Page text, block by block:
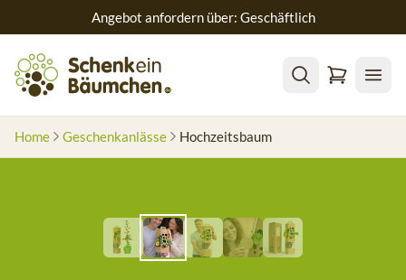
Angebot anfordern über: Geschäftlich
Home Geschenkanlässe Hochzeitsbaum